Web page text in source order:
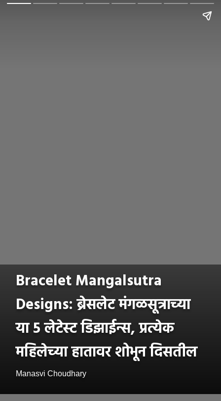
Bracelet Mangalsutra
Designs: ब्रेसलेट मंगळसूत्राच्या
या 5 लेटेस्ट डिझाईन्स, प्रत्येक
महिलेच्या हातावर शोभून दिसतील
Manasvi Choudhary